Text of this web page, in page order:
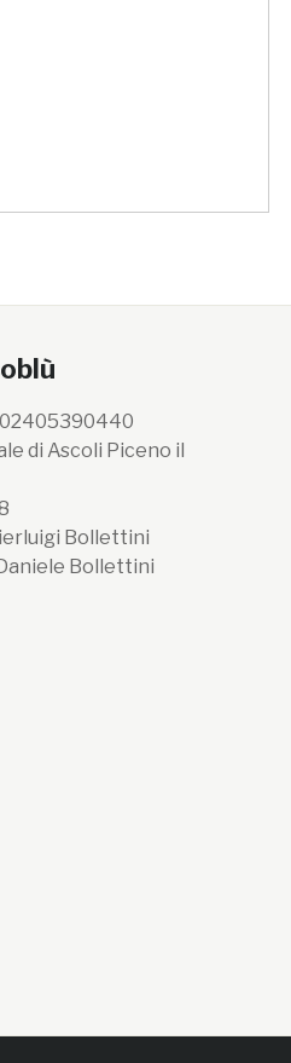
02405390440
di Ascoli Piceno il
Bollettini
Bollettini